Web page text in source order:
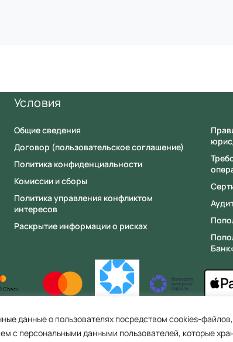
данные о пользователях посредством cookies-файлов,
с персональными данными пользователей, которые
Условия
Общие сведения
Договор (пользовательское соглашение)
Политика конфиденциальности
Комиссии и сборы
Политика управления конфликтом
интересов
Раскрытие информации о рисках
Минская область, Минский район, с/с Сеницкий, аг. Сеница,
Свидетельство о государственной регистрации